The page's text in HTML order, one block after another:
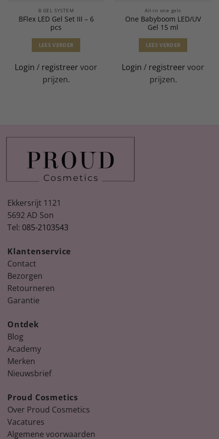
B GEL SYSTEM
BFlex LED Gel Set III – 6
pcs
LEES VERDER
Login / registreer voor
prijzen.
All-in one gels
One Babyboom LED/UV
Gel 15 ml
LEES VERDER
Login / registreer voor
prijzen.
Ekkersrijt 1121
5692 AD Son
Tel: 085-2103543
Klantenservice
Contact
Bezorgen
Retourneren
Garantie
Ontdek
Blog
Academy
Merken
Nieuwsbrief
Proud Cosmetics
Over Proud Cosmetics
Vacatures
Algemene voorwaarden